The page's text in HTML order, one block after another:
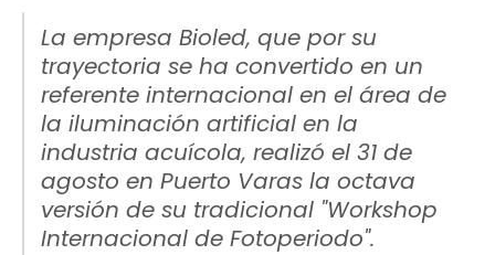
La empresa Bioled, que por su
trayectoria se ha convertido en un
referente internacional en el área de
la iluminación artificial en la
industria acuícola, realizó el 31 de
agosto en Puerto Varas la octava
versión de su tradicional "Workshop
Internacional de Fotoperiodo".